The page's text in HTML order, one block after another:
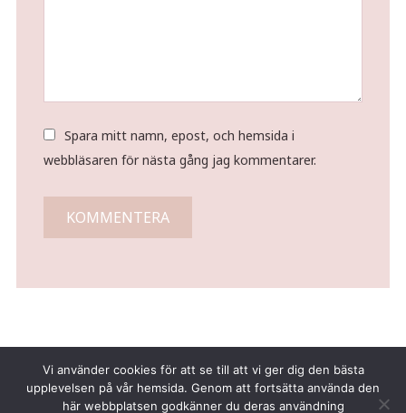
Spara mitt namn, epost, och hemsida i
webbläsaren för nästa gång jag kommentarer.
Vi använder cookies för att se till att vi ger dig den bästa
upplevelsen på vår hemsida. Genom att fortsätta använda den
här webbplatsen godkänner du deras användning